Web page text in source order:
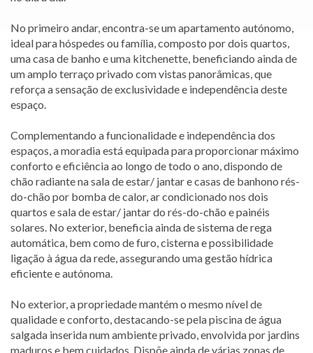
No primeiro andar, encontra-se um apartamento autónomo,
ideal para hóspedes ou família, composto por dois quartos,
uma casa de banho e uma kitchenette, beneficiando ainda de
um amplo terraço privado com vistas panorâmicas, que
reforça a sensação de exclusividade e independência deste
espaço.
Complementando a funcionalidade e independência dos
espaços, a moradia está equipada para proporcionar máximo
conforto e eficiência ao longo de todo o ano, dispondo de
chão radiante na sala de estar/ jantar e casas de banhono rés-
do-chão por bomba de calor, ar condicionado nos dois
quartos e sala de estar/ jantar do rés-do-chão e painéis
solares. No exterior, beneficia ainda de sistema de rega
automática, bem como de furo, cisterna e possibilidade
ligação à água da rede, assegurando uma gestão hídrica
eficiente e autónoma.
No exterior, a propriedade mantém o mesmo nível de
qualidade e conforto, destacando-se pela piscina de água
salgada inserida num ambiente privado, envolvida por jardins
maduros e bem cuidados. Dispõe ainda de várias zonas de